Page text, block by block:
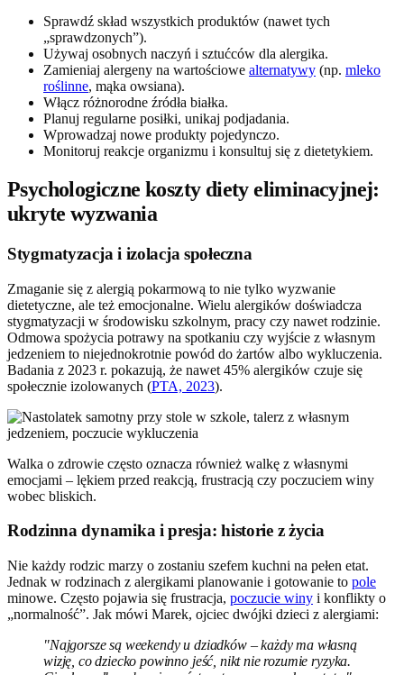
Sprawdź skład wszystkich produktów (nawet tych
„sprawdzonych”).
Używaj osobnych naczyń i sztućców dla alergika.
Zamieniaj alergeny na wartościowe alternatywy (np. mleko
roślinne, mąka owsiana).
Włącz różnorodne źródła białka.
Planuj regularne posiłki, unikaj podjadania.
Wprowadzaj nowe produkty pojedynczo.
Monitoruj reakcje organizmu i konsultuj się z dietetykiem.
Psychologiczne koszty diety eliminacyjnej:
ukryte wyzwania
Stygmatyzacja i izolacja społeczna
Zmaganie się z alergią pokarmową to nie tylko wyzwanie
dietetyczne, ale też emocjonalne. Wielu alergików doświadcza
stygmatyzacji w środowisku szkolnym, pracy czy nawet rodzinie.
Odmowa spożycia potrawy na spotkaniu czy wyjście z własnym
jedzeniem to niejednokrotnie powód do żartów albo wykluczenia.
Badania z 2023 r. pokazują, że nawet 45% alergików czuje się
społecznie izolowanych (PTA, 2023).
Walka o zdrowie często oznacza również walkę z własnymi
emocjami – lękiem przed reakcją, frustracją czy poczuciem winy
wobec bliskich.
Rodzinna dynamika i presja: historie z życia
Nie każdy rodzic marzy o zostaniu szefem kuchni na pełen etat.
Jednak w rodzinach z alergikami planowanie i gotowanie to pole
minowe. Często pojawia się frustracja, poczucie winy i konflikty o
„normalność”. Jak mówi Marek, ojciec dwójki dzieci z alergiami:
"Najgorsze są weekendy u dziadków – każdy ma własną
wizję, co dziecko powinno jeść, nikt nie rozumie ryzyka.